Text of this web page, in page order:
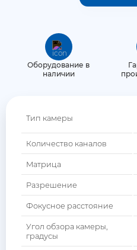
Агронавигаторы
Блоки управления
Автопилот для трактора
Оборудование в
наличии
Тип камеры
Количество каналов
Матрица
Разрешение
Фокусное расстояние
Угол обзора камеры,
градусы